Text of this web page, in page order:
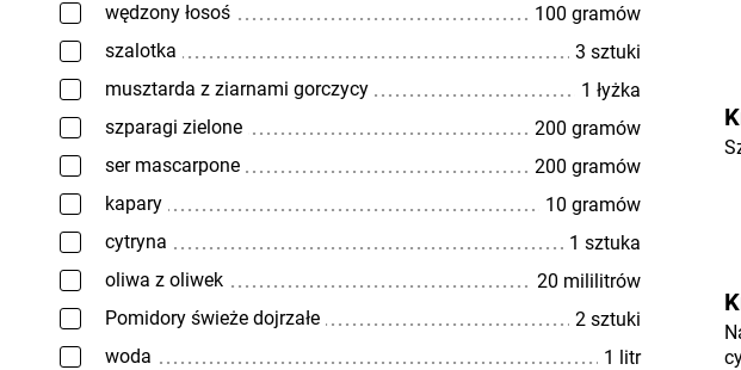
wędzony łosoś
100 gramów
szalotka
3 sztuki
musztarda z ziarnami gorczycy
1 łyżka
szparagi zielone
200 gramów
ser mascarpone
200 gramów
kapary
10 gramów
cytryna
1 sztuka
oliwa z oliwek
20 mililitrów
Pomidory świeże dojrzałe
2 sztuki
woda
1 litr